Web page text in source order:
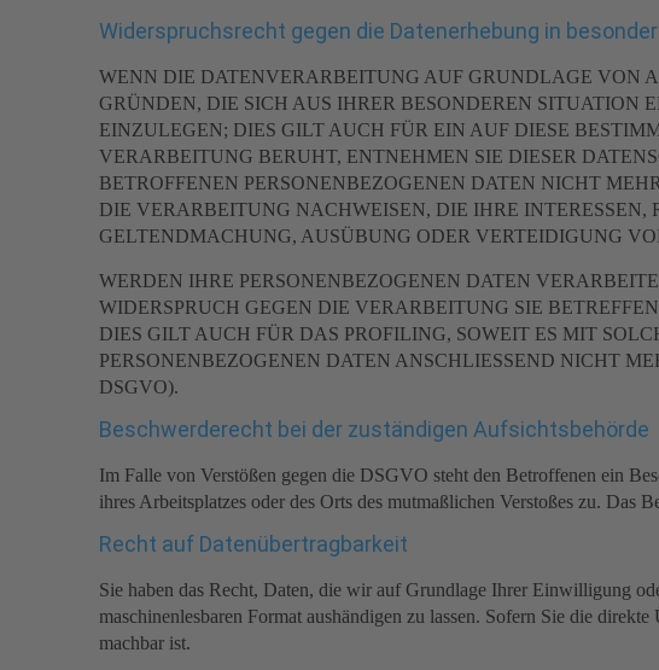
Widerspruchsrecht gegen die Datenerhebung in
WENN DIE DATENVERARBEITUNG AUF GRUNDLAGE VON
GRÜNDEN, DIE SICH AUS IHRER BESONDEREN SITUATION
EINZULEGEN; DIES GILT AUCH FÜR EIN AUF DIESE
VERARBEITUNG BERUHT, ENTNEHMEN SIE DIESER
BETROFFENEN PERSONENBEZOGENEN DATEN NICHT
DIE VERARBEITUNG NACHWEISEN, DIE IHRE
GELTENDMACHUNG, AUSÜBUNG ODER VERTEIDIGUNG
WERDEN IHRE PERSONENBEZOGENEN DATEN
WIDERSPRUCH GEGEN DIE VERARBEITUNG SIE
DIES GILT AUCH FÜR DAS PROFILING, SOWEIT ES MIT
PERSONENBEZOGENEN DATEN ANSCHLIESSEND NICHT
DSGVO).
Beschwerde­recht bei der zuständigen Aufsichts­behörde
Im Falle von Verstößen gegen die DSGVO steht den Betroffenen ein
ihres Arbeitsplatzes oder des Orts des mutmaßlichen Verstoßes zu. Das
Recht auf Daten­übertrag­barkeit
Sie haben das Recht, Daten, die wir auf Grundlage Ihrer Einwilligung
maschinenlesbaren Format aushändigen zu lassen. Sofern Sie die
machbar ist.